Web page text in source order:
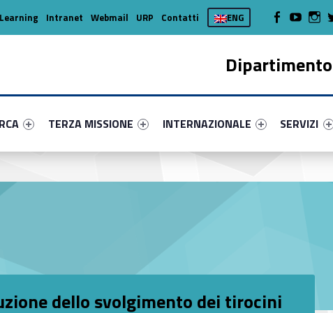
primary-17309-16
#link-menu-primary-61628-37
Link identifier #link-menu-primary-43061-45
TERZA MISSIONE
Link identifier #link-menu-primary-
INTERNAZIONALE
Link
SERVIZI
Intranet Webmail URP Contatti ENG WebMan onWebMan
dello svolgimento dei tirocini